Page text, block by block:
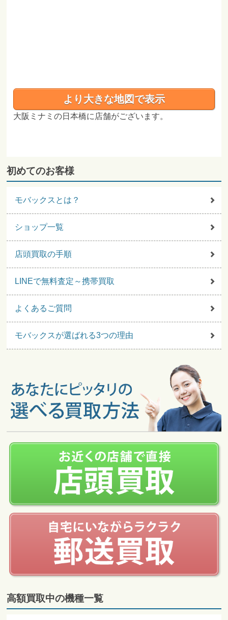
より大きな地図で表示
大阪ミナミの日本橋に店舗がございます。
初めてのお客様
モバックスとは？
ショップ一覧
店頭買取の手順
LINEで無料査定～携帯買取
よくあるご質問
モバックスが選ばれる3つの理由
高額買取中の機種一覧